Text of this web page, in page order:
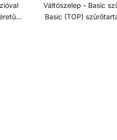
Váltószelep - Basic szűrőhöz 4-utú
Basic (TOP)